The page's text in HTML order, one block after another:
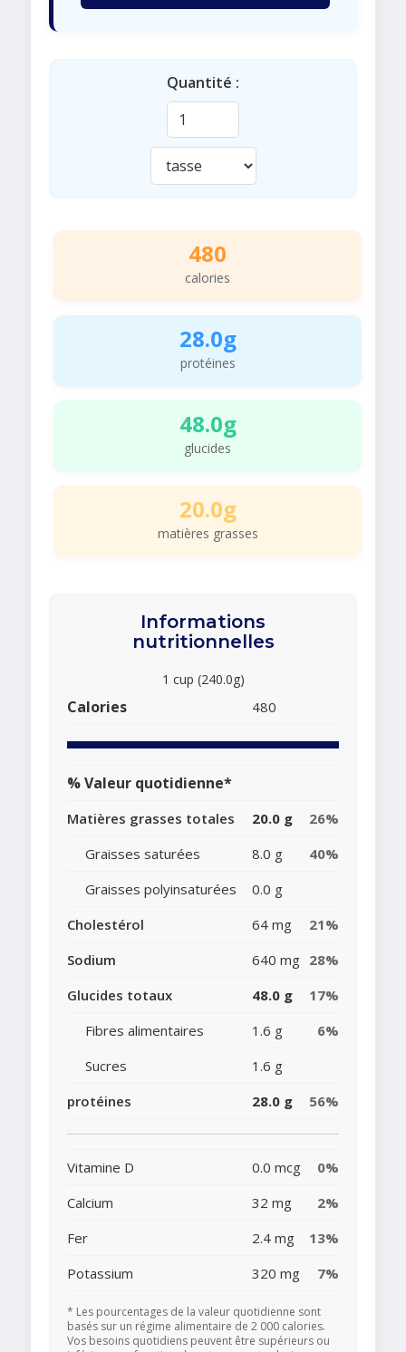
Quantité :
480
calories
28.0g
protéines
48.0g
glucides
20.0g
matières grasses
Informations
nutritionnelles
1 cup (240.0g)
Calories 480
% Valeur quotidienne*
Matières grasses totales 20.0 g
26%
Graisses saturées
8.0 g
40%
Graisses polyinsaturées
0.0 g
Cholestérol
64 mg
21%
Sodium
640 mg 28%
Glucides totaux
48.0 g
17%
Fibres alimentaires
1.6 g
6%
Sucres
1.6 g
protéines
28.0 g 56%
Vitamine D 0.0 mcg
0%
Calcium
32 mg
2%
Fer
2.4 mg
13%
Potassium
320 mg 7%
* Les pourcentages de la valeur quotidienne sont
basés sur un régime alimentaire de 2 000 calories.
Vos besoins quotidiens peuvent être supérieurs ou